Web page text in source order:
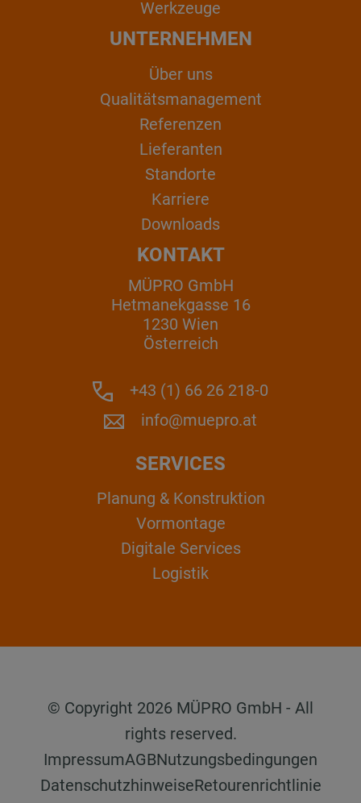
Werkzeuge
UNTERNEHMEN
Über uns
Qualitätsmanagement
Referenzen
Lieferanten
Standorte
Karriere
Downloads
KONTAKT
MÜPRO GmbH
Hetmanekgasse 16
1230 Wien
Österreich
+43 (1) 66 26 218-0
info@muepro.at
SERVICES
Planung & Konstruktion
Vormontage
Digitale Services
Logistik
© Copyright 2026 MÜPRO GmbH - All
rights reserved.
ImpressumAGBNutzungsbedingungen
DatenschutzhinweiseRetourenrichtlinie